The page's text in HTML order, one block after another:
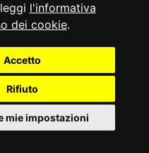
l'informativa
dei cookie.
Accetto
Rifiuto
mie impostazioni